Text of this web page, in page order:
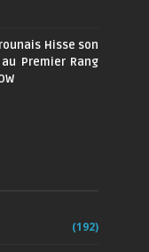
Hisse son
Premier Rang
(192)